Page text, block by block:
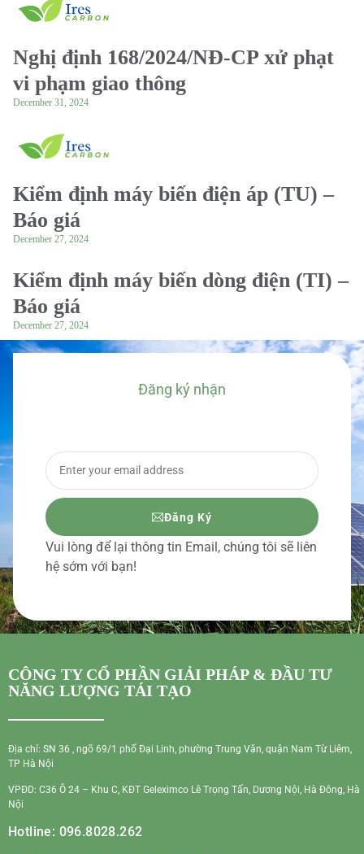
Nghị định 168/2024/NĐ-CP xử phạt
vi phạm giao thông
December 31, 2024
Kiểm định máy biến điện áp (TU) –
Báo giá
December 27, 2024
Kiểm định máy biến dòng điện (TI) –
Báo giá
December 27, 2024
Đăng ký nhận
Đăng Ký
Vui lòng để lại thông tin Email, chúng tôi sẽ liên
hệ sớm với bạn!
CÔNG TY CỔ PHẦN GIẢI PHÁP & ĐẦU TƯ
NĂNG LƯỢNG TÁI TẠO
Địa chỉ: SN 36 , ngõ 69/1 phố Đại Linh, phường Trung Văn, quận Nam Từ Liêm,
TP Hà Nội
VPĐD: C36 Ô 24 – Khu C, KĐT Geleximco Lê Trọng Tấn, Dương Nội, Hà Đông, Hà
Nội
Hotline: 096.8028.262